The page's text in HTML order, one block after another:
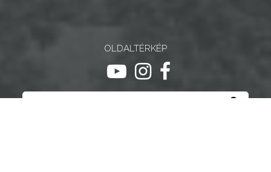
OLDALTÉRKÉP
ugrás youtube csatornára
ugrás instagram
ugrás facebook-
Keresés